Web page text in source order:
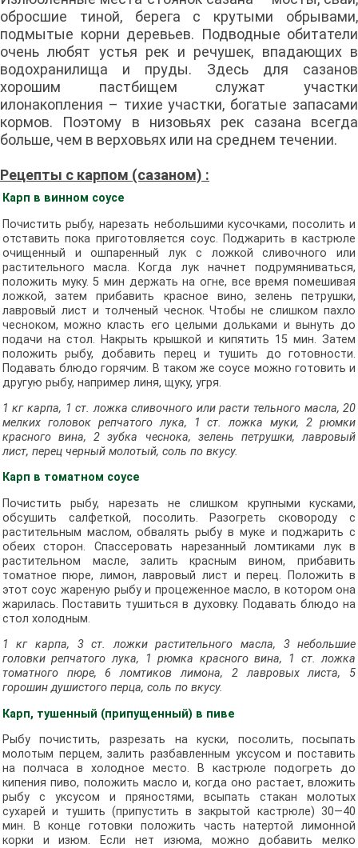
обросшие тиной, берега с крутыми обрывами,
подмытые корни деревьев. Подводные обитатели
очень любят устья рек и речушек, впадающих в
водохранилища и пруды. Здесь для сазанов
хорошим пастбищем служат участки
илонакопления – тихие участки, богатые запасами
кормов. Поэтому в низовьях рек сазана всегда
больше, чем в верховьях или на среднем течении.
Рецепты с карпом (сазаном) :
Карп в винном соусе
Почистить рыбу, нарезать небольшими кусочками, посолить и
отставить пока приготовляется соус. Поджарить в кастрюле
очищенный и ошпаренный лук с ложкой сливочного или
растительного масла. Когда лук начнет подрумяниваться,
положить муку. 5 мин держать на огне, все время помешивая
ложкой, затем прибавить красное вино, зелень петрушки,
лавровый лист и толченый чеснок. Чтобы не слишком пахло
чесноком, можно класть его целыми дольками и вынуть до
подачи на стол. Накрыть крышкой и кипятить 15 мин. Затем
положить рыбу, добавить перец и тушить до готовности.
Подавать блюдо горячим. В таком же соусе можно готовить и
другую рыбу, например линя, щуку, угря.
1 кг карпа, 1 ст. ложка сливочного или расти тельного масла, 20
мелких головок репчатого лука, 1 ст. ложка муки, 2 рюмки
красного вина, 2 зубка чеснока, зелень петрушки, лавровый
лист, перец черный молотый, соль по вкусу.
Карп в томатном соусе
Почистить рыбу, нарезать не слишком крупными кусками,
обсушить салфеткой, посолить. Разогреть сковороду с
растительным маслом, обвалять рыбу в муке и поджарить с
обеих сторон. Спассеровать нарезанный ломтиками лук в
растительном масле, залить красным вином, прибавить
томатное пюре, лимон, лавровый лист и перец. Положить в
этот соус жареную рыбу и процеженное масло, в котором она
жарилась. Поставить тушиться в духовку. Подавать блюдо на
стол холодным.
1 кг карпа, 3 ст. ложки растительного масла, 3 небольшие
головки репчатого лука, 1 рюмка красного вина, 1 ст. ложка
томатного пюре, 6 ломтиков лимона, 2 лавровых листа, 5
горошин душистого перца, соль по вкусу.
Карп, тушенный (припущенный) в пиве
Рыбу почистить, разрезать на куски, посолить, посыпать
молотым перцем, залить разбавленным уксусом и поставить
на полчаса в холодное место. В кастрюле подогреть до
кипения пиво, положить масло и, когда оно растает, вложить
рыбу с уксусом и пряностями, всыпать стакан молотых
сухарей и тушить (припустить в закрытой кастрюле) 30—40
мин. В конце готовки положить часть натертой лимонной
корки и изюм. Если нет изюма, можно добавить мелко